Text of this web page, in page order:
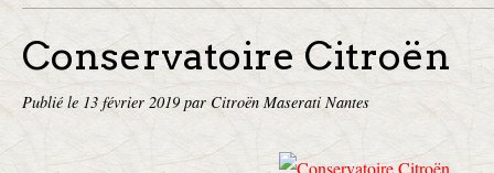
Conservatoire Citroën
Publié le 13 février 2019 par Citroën Maserati Nantes